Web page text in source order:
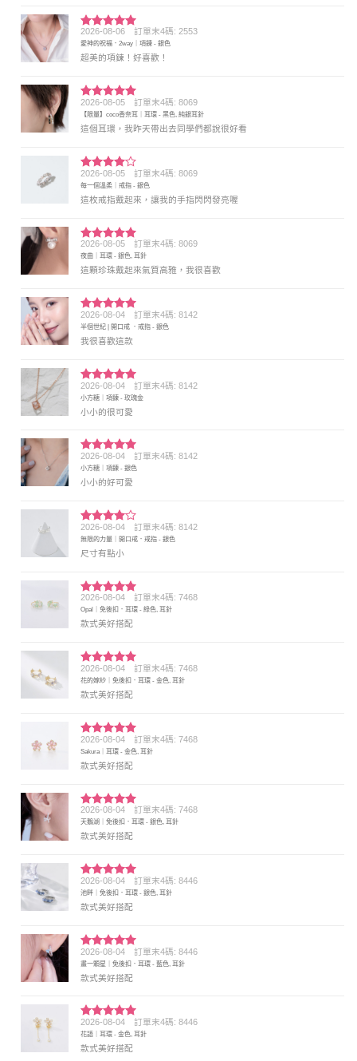
評分5 滿
分 5
2026-08-06 訂單末4碼: 2553
愛神的祝福．2way｜項鍊 - 銀色
超美的項鍊！好喜歡！
評分5 滿
分 5
2026-08-05 訂單末4碼: 8069
【限量】coco香奈耳｜耳環 - 黑色, 純銀耳針
這個耳環，我昨天帶出去同學們都說很好看
評分4
滿分 5
2026-08-05 訂單末4碼: 8069
每一個溫柔｜戒指 - 銀色
這枚戒指戴起來，讓我的手指閃閃發亮喔
評分5 滿
分 5
2026-08-05 訂單末4碼: 8069
夜曲｜耳環 - 銀色, 耳針
這顆珍珠戴起來氣質高雅，我很喜歡
評分5 滿
分 5
2026-08-04 訂單末4碼: 8142
半個世紀 | 開口戒 ．戒指 - 銀色
我很喜歡這款
評分5滿
分 5
2026-08-04 訂單末4碼: 8142
小方糖｜項鍊 - 玫瑰金
小小的很可愛
評分5 滿
分 5
2026-08-04 訂單末4碼: 8142
小方糖｜項鍊 - 銀色
小小的好可愛
評分4
滿分 5
2026-08-04 訂單末4碼: 8142
無限的力量｜開口戒．戒指 - 銀色
尺寸有點小
評分5 滿
分 5
2026-08-04 訂單末4碼: 7468
Opal｜免後扣．耳環 - 綠色, 耳針
款式美好搭配
評分5 滿
分 5
2026-08-04 訂單末4碼: 7468
花的嫁紗｜免後扣．耳環 - 金色, 耳針
款式美好搭配
評分5滿
分 5
2026-08-04 訂單末4碼: 7468
Sakura｜耳環 - 金色, 耳針
款式美好搭配
評分5 滿
分 5
2026-08-04 訂單末4碼: 7468
天鵝湖｜免後扣．耳環 - 銀色, 耳針
款式美好搭配
評分5 滿
分 5
2026-08-04 訂單末4碼: 8446
池畔｜免後扣．耳環 - 銀色, 耳針
款式美好搭配
評分5滿
分 5
2026-08-04 訂單末4碼: 8446
畫一顆星｜免後扣．耳環 - 藍色, 耳針
款式美好搭配
評分5 滿
分 5
2026-08-04 訂單末4碼: 8446
花語｜耳環 - 金色, 耳針
款式美好搭配